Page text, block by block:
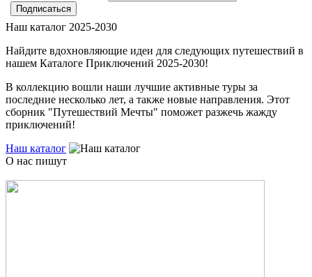
Наш каталог 2025-2030
Найдите вдохновляющие идеи для следующих путешествий в
нашем Каталоге Приключений 2025-2030!
В коллекцию вошли наши лучшие активные туры за
последние несколько лет, а также новые направления. Этот
сборник "Путешествий Мечты" поможет разжечь жажду
приключений!
Наш каталог
О нас пишут